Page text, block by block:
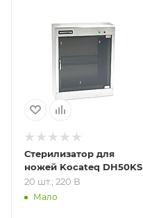
20 шт.; 220 В
Стерилизатор для
ножей Kocateq DH50KS
20 шт.; 220 В
Мало